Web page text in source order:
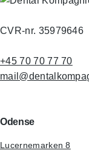
CVR-nr. 35979646
+45 70 70 77 70
Odense
Lucernemarken 8